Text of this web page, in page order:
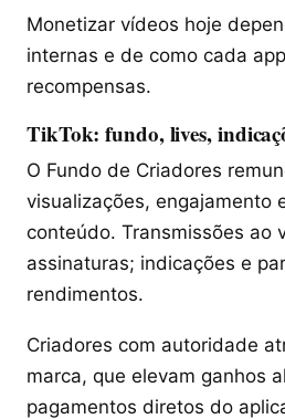
Monetizar vídeos hoje
internas e de como cada
recompensas.
TikTok: fundo, lives,
O Fundo de Criadores
visualizações, engajamento
conteúdo. Transmissões ao
assinaturas; indicações e
rendimentos.
Criadores com autoridade
marca, que elevam ganhos
pagamentos diretos do